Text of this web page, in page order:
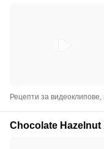
Рецепти за
Chocolate